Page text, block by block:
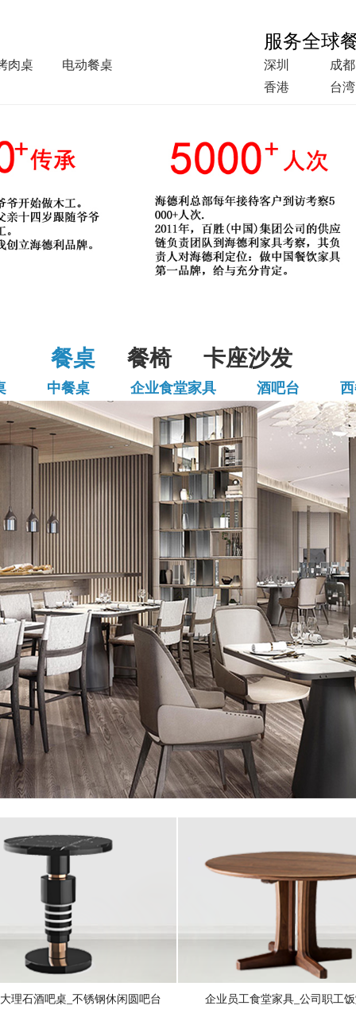
肉桌 电动餐桌
服务全球
深圳
成都
香港
台湾
餐桌 餐椅 卡座沙发
中餐桌 企业食堂家具 酒吧台
理石酒吧桌_不锈钢休闲圆吧台 企业员工食堂家具_公司职工